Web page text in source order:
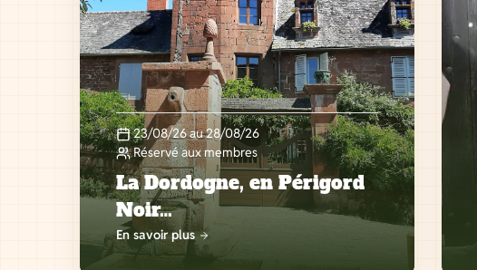
23/08/26 au 28/08/26
Réservé aux membres
La Dordogne, en Périgord
Noir…
En savoir plus